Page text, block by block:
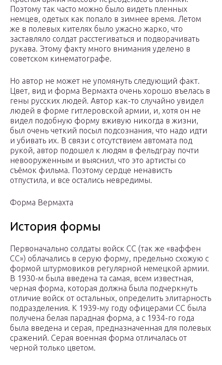
Поэтому так часто можно было видеть пленных
немцев, одетых как попало в зимнее время. Летом
же в полевых кителях было ужасно жарко, что
заставляло солдат расстегиваться и подворачивать
рукава. Этому факту много внимания уделено в
советском кинематографе.
Но автор не может не упомянуть следующий факт.
Цвет, вид и форма Вермахта очень хорошо въелась в
гены русских людей. Автор как-то случайно увидел
людей в форме гитлеровской армии, и, хотя он не
видел подобную форму вживую никогда в жизни,
был очень четкий посыл подсознания, что надо идти
и убивать их. В связи с отсутствием автомата под
рукой, автор подошел к людям в фельдграу почти
невооруженным и выяснил, что это артисты со
съёмок фильма. Поэтому сердце ненависть
отпустила, и все остались невредимы.
Форма Вермахта
История формы
Первоначально солдаты войск СС (так же «ваффен
СС») облачались в серую форму, предельно схожую с
формой штурмовиков регулярной немецкой армии.
В 1930-м была введена та самая, всем известная,
черная форма, которая должна была подчеркнуть
отличие войск от остальных, определить элитарность
подразделения. К 1939-му году офицерами СС была
получена белая парадная форма, а с 1934-го года
была введена и серая, предназначенная для полевых
сражений. Серая военная форма отличалась от
черной только цветом.